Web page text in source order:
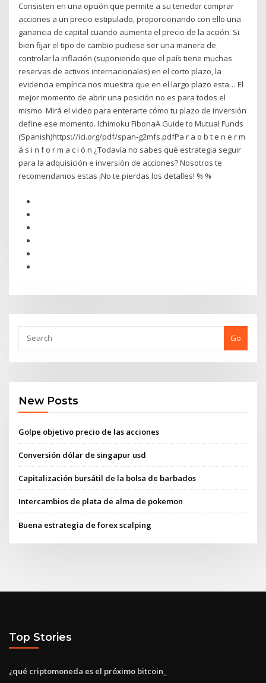
Consisten en una opción que permite a su tenedor comprar
acciones a un precio estipulado, proporcionando con ello una
ganancia de capital cuando aumenta el precio de la acción. Si
bien fijar el tipo de cambio pudiese ser una manera de
controlar la inflación (suponiendo que el país tiene muchas
reservas de activos internacionales) en el corto plazo, la
evidencia empírica nos muestra que en el largo plazo esta… El
mejor momento de abrir una posición no es para todos el
mismo. Mirá el video para enterarte cómo tu plazo de inversión
define ese momento. Ichimoku FibonaA Guide to Mutual Funds
(Spanish)https://ici.org/pdf/span-g2mfs.pdfPa r a o b t e n e r m
á s i n f o r m a c i ó n ¿Todavía no sabes qué estrategia seguir
para la adquisición e inversión de acciones? Nosotros te
recomendamos estas ¡No te pierdas los detalles! % %
Go
New Posts
Golpe objetivo precio de las acciones
Conversión dólar de singapur usd
Capitalización bursátil de la bolsa de barbados
Intercambios de plata de alma de pokemon
Buena estrategia de forex scalping
Top Stories
¿qué criptomoneda es el próximo bitcoin_